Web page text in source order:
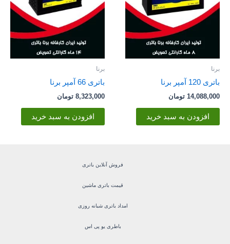
برنا
باتری 120 آمپر برنا
14,088,000 تومان
افزودن به سبد خرید
برنا
باتری 66 آمپر برنا
8,323,000 تومان
افزودن به سبد خرید
فروش آنلاین باتری
قیمت باتری ماشین
امداد باتری شبانه روزی
باطری یو پی اس